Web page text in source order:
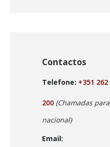
Contactos
Telefone: +351 262
200 (Chamadas
nacional)
Email: